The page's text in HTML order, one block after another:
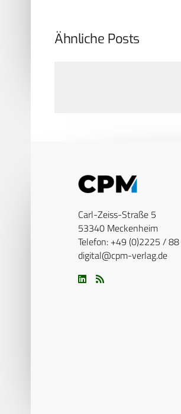
Ähnliche Posts
Carl-Zeiss-Straße 5
53340 Meckenheim
Telefon: +49 (0)2225 /
digital@cpm-verlag.de